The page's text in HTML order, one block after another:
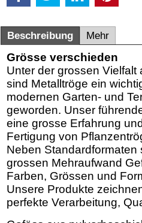
Beschreibung Mehr
Grösse verschieden
Unter der grossen Vielfalt
sind Metalltröge ein
modernen Garten- und
geworden. Unser
eine grosse Erfahrung
Fertigung von
Neben Standardformaten
grossen Mehraufwand
Farben, Grössen und
Unsere Produkte
perfekte Verarbeitung,